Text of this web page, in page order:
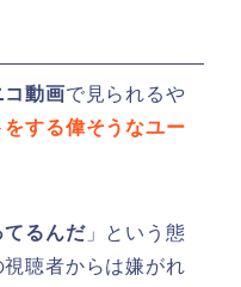
コ動画で見られるや
をする偉そうなユー
てるんだ」という態
聴者からは嫌がれ